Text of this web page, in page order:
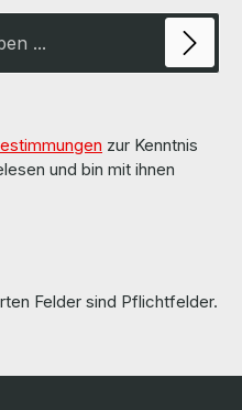
zur Kenntnis
und bin mit ihnen
Felder sind Pflichtfelder.